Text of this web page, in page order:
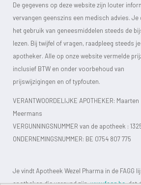
De gegevens op deze website zijn louter
vervangen geenszins een medisch advies. Je
het gebruik van geneesmiddelen steeds de
lezen. Bij twijfel of vragen, raadpleeg steeds
apotheker. Alle op onze website vermelde
inclusief BTW en onder voorbehoud van
prijswijzigingen en of typfouten.
VERANTWOORDELIJKE APOTHEKER: Maarten
Meermans
VERGUNNINGSNUMMER van de apotheek :
ONDERNEMINGSNUMMER: BE 0754 807 775
Je vindt Apotheek Wezel Pharma in de FAGG
apotheken die vergund zijn.www.fagg.be, dat